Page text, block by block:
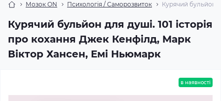
Мозок ON Психологія / Саморозвиток Курячий бульйон
Курячий бульйон для душі. 101 історія
про кохання Джек Кенфілд, Марк
Віктор Хансен, Емі Ньюмарк
в наявності